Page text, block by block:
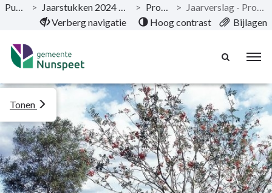
Naar hoofdinhoud
Publicaties > Jaarstukken 2024 van de gemeente Nunspeet > Programma’s >
Jaarverslag - Programmaverantwoording
Verberg navigatie
Hoog contrast Bijlagen
Tonen